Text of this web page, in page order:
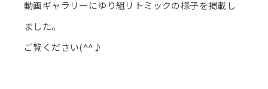
動画ギャラリーにゆり組リトミックの様子を掲載し
ました。
ご覧ください(^^♪